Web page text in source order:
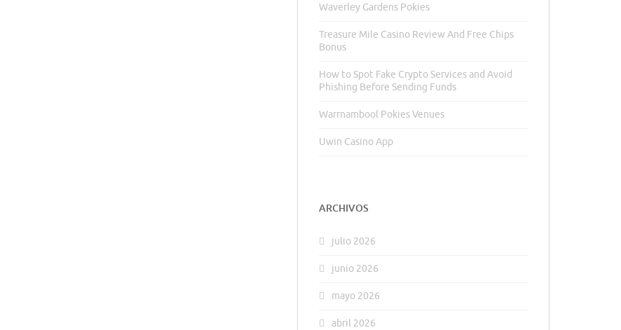
Waverley Gardens Pokies
Treasure Mile Casino Review And Free Chips
Bonus
How to Spot Fake Crypto Services and Avoid
Phishing Before Sending Funds
Warrnambool Pokies Venues
Uwin Casino App
ARCHIVOS
julio 2026
junio 2026
mayo 2026
abril 2026